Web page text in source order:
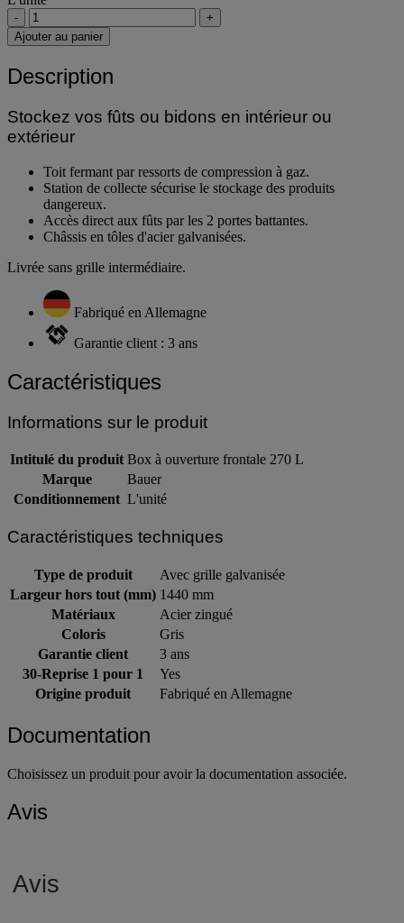
-
+
Ajouter au panier
Description
Stockez vos fûts ou bidons en intérieur ou
extérieur
Toit fermant par ressorts de compression à gaz.
Station de collecte sécurise le stockage des produits
dangereux.
Accès direct aux fûts par les 2 portes battantes.
Châssis en tôles d'acier galvanisées.
Livrée sans grille intermédiaire.
Fabriqué en Allemagne
Garantie client : 3 ans
Caractéristiques
Informations sur le produit
Intitulé du produit Box à ouverture frontale 270 L
Marque
Bauer
Conditionnement L'unité
Caractéristiques techniques
Type de produit
Avec grille galvanisée
Largeur hors tout (mm) 1440 mm
Matériaux
Acier zingué
Coloris
Gris
Garantie client
3 ans
30-Reprise 1 pour 1
Yes
Origine produit
Fabriqué en Allemagne
Documentation
Choisissez un produit pour avoir la documentation associée.
Avis